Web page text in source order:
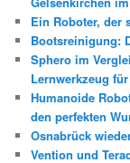
Ein Roboter, der
Bootsreinigung:
Sphero im
Lernwerkzeug
Humanoide
den perfekten
Osnabrück
Vention und